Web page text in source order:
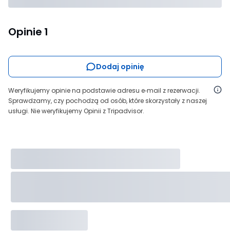
Opinie 1
Dodaj opinię
Weryfikujemy opinie na podstawie adresu e‑mail z rezerwacji.
Sprawdzamy, czy pochodzą od osób, które skorzystały z naszej
usługi. Nie weryfikujemy Opinii z Tripadvisor.